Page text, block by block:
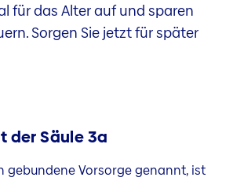
für das Alter auf und sparen
Sorgen Sie jetzt für später
der Säule 3a
gebundene Vorsorge genannt, ist